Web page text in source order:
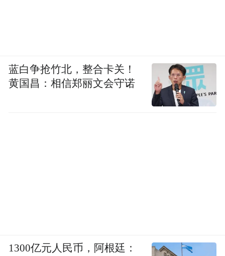
蓝白争抢竹北，整合卡关！
黄国昌：相信郑丽文会守诺
1300亿元人民币，阿根廷：